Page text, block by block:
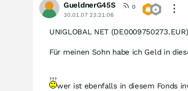
GueldnerG45S
0
30.01.07 23:21:06
UNIGLOBAL NET (DE0009750273.EUR)
Für meinen Sohn habe ich Geld in
wer ist ebenfalls in diesem Fonds